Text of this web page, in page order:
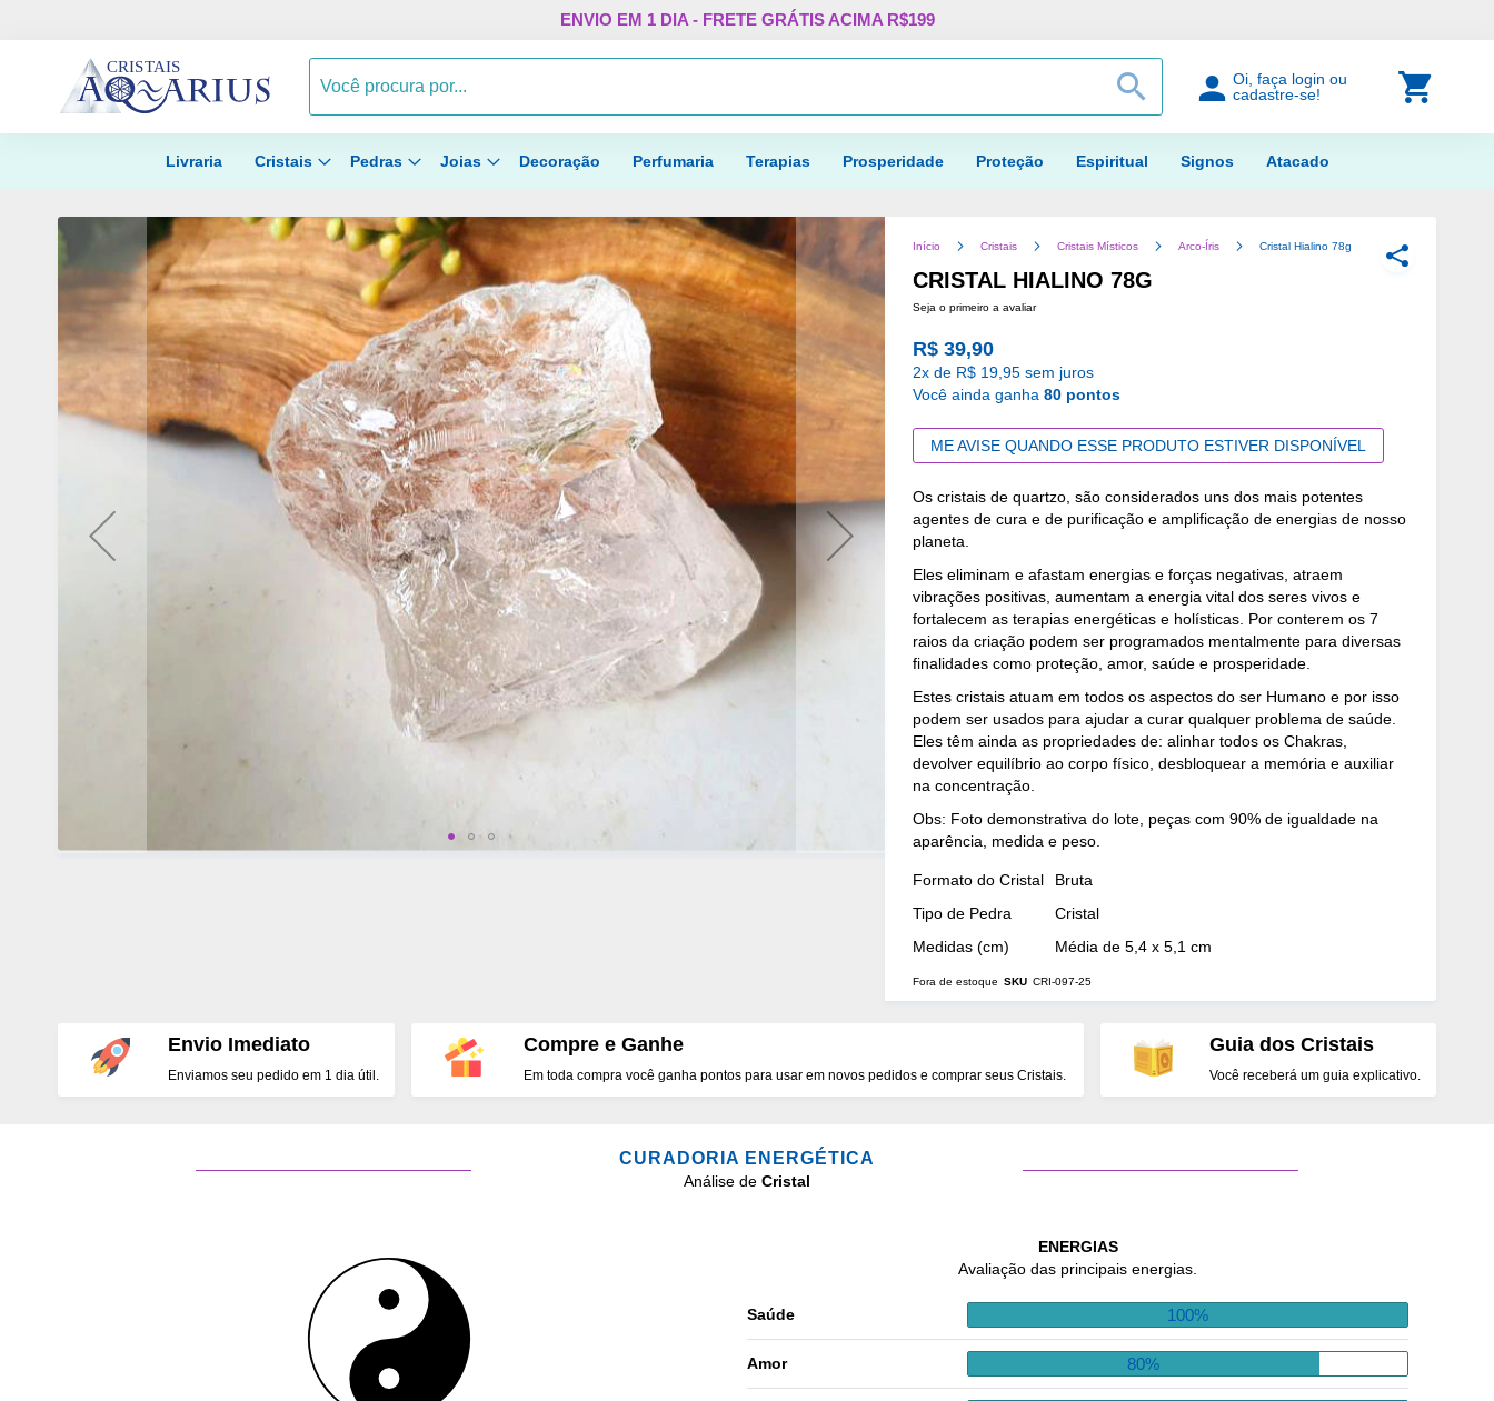
Pular
o
ENVIO EM 1 DIA - FRETE GRÁTIS ACIMA R$199
Procurar
PROCURAR
Oi, faça login ou
cadastre-se!
Livraria Cristais Pedras Joias Decoração Perfumaria Terapias Prosperidade Proteção Espiritual Signos Atacado
Início Cristais Cristais Místicos Arco-Íris Cristal Hialino 78g
CRISTAL HIALINO 78G
Seja o primeiro a avaliar
R$ 39,90
2x de R$ 19,95 sem juros
Você ainda ganha 80 pontos
ME AVISE QUANDO ESSE PRODUTO ESTIVER DISPONÍVEL
Os cristais de quartzo, são considerados uns dos mais potentes
agentes de cura e de purificação e amplificação de energias de nosso
planeta.
Eles eliminam e afastam energias e forças negativas, atraem
vibrações positivas, aumentam a energia vital dos seres vivos e
fortalecem as terapias energéticas e holísticas. Por conterem os 7
raios da criação podem ser programados mentalmente para diversas
finalidades como proteção, amor, saúde e prosperidade.
Estes cristais atuam em todos os aspectos do ser Humano e por isso
podem ser usados para ajudar a curar qualquer problema de saúde.
Eles têm ainda as propriedades de: alinhar todos os Chakras,
devolver equilíbrio ao corpo físico, desbloquear a memória e auxiliar
na concentração.
Obs: Foto demonstrativa do lote, peças com 90% de igualdade na
aparência, medida e peso.
Mais
Formato do Cristal
Bruta
Tipo de Pedra
Cristal
Medidas (cm)
Média de 5,4 x 5,1 cm
Fora de estoque SKU CRI-097-25
Envio Imediato
Enviamos seu pedido em 1 dia útil.
Compre e Ganhe
Em toda compra você ganha pontos para usar em novos pedidos e comprar seus Cristais.
Guia dos Cristais
Você receberá um guia explicativo.
CURADORIA ENERGÉTICA
Análise de Cristal
ENERGIAS
Avaliação das principais energias.
Saúde 100%
Amor 80%